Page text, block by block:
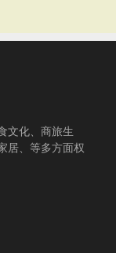
文化、商旅生
居、等多方面权